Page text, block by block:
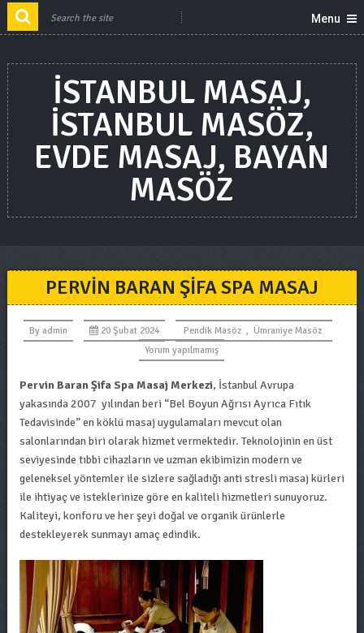
Menu
ISTANBUL MASAJ,
ISTANBUL MASÖZ,
EVDE MASAJ, BAYAN
MASÖZ
PERVIN BARAN ŞIFA SPA MASAJ
By admin 20 Şubat 2024 Pendik Masöz , Ümraniye Masöz
Yorum yapılmamış
Pervin Baran Şifa Spa Masaj Merkezi, İstanbul Avrupa
yakasında 2007 yılından beri “Bel Boyun Ağrısı Ayrıca Fıtık
Tedavisinde” en köklü masaj uygulamaları mevcut olan
salonlarından biri olarak hizmet vermektedir. Teknolojinin en üst
seviyesinde tıbbi cihazların ve uzman ekibimizin modern ve
geleneksel yöntemler ile sizlere sağladığı anti stresli masaj kürleri
ile ihtiyaç ve isteklerinize göre en kaliteli hizmetleri sunuyoruz.
Kaliteyi, konforu ve her şeyi doğal ve organik ürünlerle
destekleyerek sunmayı amaç edindik.